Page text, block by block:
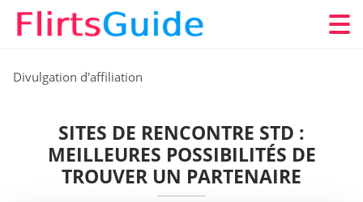
Divulgation d'affiliation
SITES DE RENCONTRE STD :
MEILLEURES POSSIBILITÉS DE
TROUVER UN PARTENAIRE